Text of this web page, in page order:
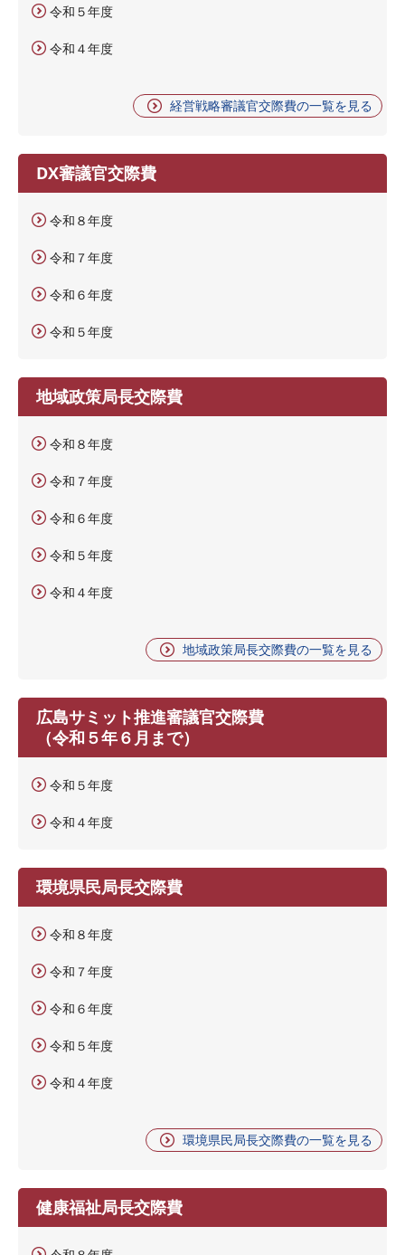
令和５年度
令和４年度
経営戦略審議官交際費の一覧を見る
DX審議官交際費
令和８年度
令和７年度
令和６年度
令和５年度
地域政策局長交際費
令和８年度
令和７年度
令和６年度
令和５年度
令和４年度
地域政策局長交際費の一覧を見る
広島サミット推進審議官交際費
（令和５年６月まで）
令和５年度
令和４年度
環境県民局長交際費
令和８年度
令和７年度
令和６年度
令和５年度
令和４年度
環境県民局長交際費の一覧を見る
健康福祉局長交際費